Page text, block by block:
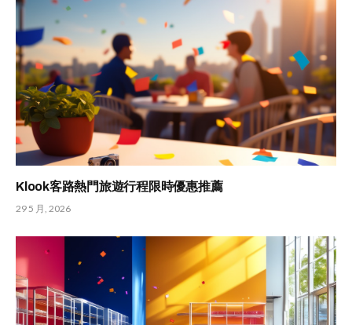
Klook客路熱門旅遊行程限時優惠推薦
29 5 月, 2026